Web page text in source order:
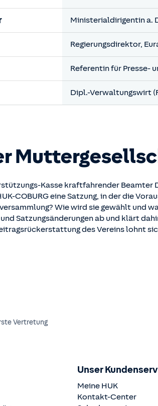
Ministerialdirigentin a.
Regierungsdirektor,
Referentin für Presse-
Dipl.-Verwaltungswirt
Kasse kraftfahrender Beamter
COBURG eine Satzung, in der die
Wie wird sie gewählt und
Satzungsänderungen ab und klärt
des Vereins lohnt
Vertretung
Unser
Meine HUK
Kontakt-Center